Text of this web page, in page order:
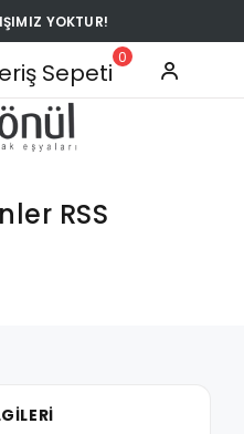
YOKTUR!
Sepeti
0
RSS